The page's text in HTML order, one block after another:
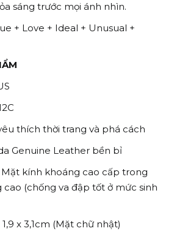
sáng trước mọi ánh nhìn.
+ Love + Ideal + Unusual +
thích thời trang và phá cách
Genuine Leather bền bỉ
Mặt kính khoáng cao cấp trong
cao (chống va đập tốt ở mức sinh
1,9 x 3,1cm (Mặt chữ nhật)